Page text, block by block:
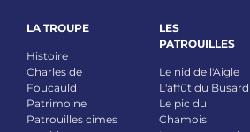
LA TROUPE
Histoire
Charles de
Foucauld
Patrimoine
Patrouilles cimes
LES
PATROUILLES
Le nid de l'Aigle
L'affût du Busard
Le pic du
Chamois